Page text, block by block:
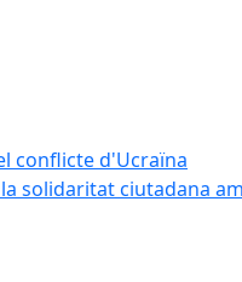
conflicte d'Ucraïna
solidaritat ciutadana